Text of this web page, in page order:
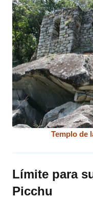
Templo de
Límite para
Picchu